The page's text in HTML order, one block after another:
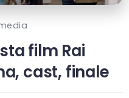
film Rai
cast, finale